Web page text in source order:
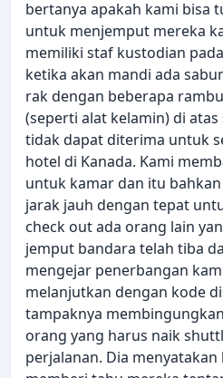
bertanya apakah kami bisa
untuk menjemput mereka
memiliki staf kustodian
ketika akan mandi ada
rak dengan beberapa
(seperti alat kelamin) di
tidak dapat diterima untuk
hotel di Kanada. Kami
untuk kamar dan itu
jarak jauh dengan tepat
check out ada orang lain
jemput bandara telah tiba
mengejar penerbangan
melanjutkan dengan kode
tampaknya
orang yang harus naik
perjalanan. Dia